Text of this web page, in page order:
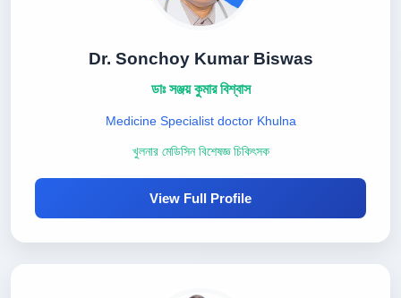
Dr. Sonchoy Kumar Biswas
ডাঃ সঞ্জয় কুমার বিশ্বাস
Medicine Specialist doctor Khulna
খুলনার মেডিসিন বিশেষজ্ঞ চিকিৎসক
View Full Profile